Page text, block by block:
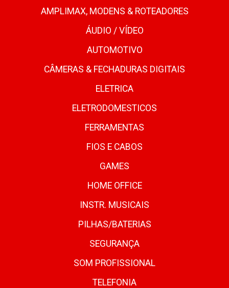
AMPLIMAX, MODENS & ROTEADORES
ÁUDIO / VÍDEO
AUTOMOTIVO
CÂMERAS & FECHADURAS DIGITAIS
ELETRICA
ELETRODOMESTICOS
FERRAMENTAS
FIOS E CABOS
GAMES
HOME OFFICE
INSTR. MUSICAIS
PILHAS/BATERIAS
SEGURANÇA
SOM PROFISSIONAL
TELEFONIA